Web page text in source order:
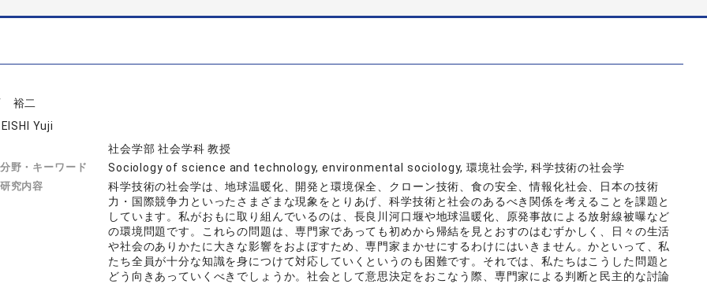
裕二
Yuji
社会学部 社会学科 教授
野・キーワード Sociology of science and technology, environmental sociology, 環境社会学, 科学技術の社会学
究内容
科学技術の社会学は、地球温暖化、開発と環境保全、クローン技術、食の安全、情報化社会、日本の技術
力・国際競争力といったさまざまな現象をとりあげ、科学技術と社会のあるべき関係を考えることを課題と
しています。私がおもに取り組んでいるのは、長良川河口堰や地球温暖化、原発事故による放射線被曝など
の環境問題です。これらの問題は、専門家であっても初めから帰結を見とおすのはむずかしく、日々の生活
や社会のありかたに大きな影響をおよぼすため、専門家まかせにするわけにはいきません。かといって、私
たち全員が十分な知識を身につけて対応していくというのも困難です。それでは、私たちはこうした問題と
どう向きあっていくべきでしょうか。社会として意思決定をおこなう際、専門家による判断と民主的な討論